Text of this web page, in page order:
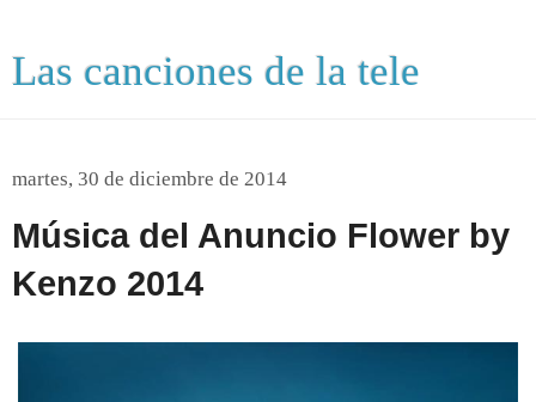
Las canciones de la tele
martes, 30 de diciembre de 2014
Música del Anuncio Flower by
Kenzo 2014